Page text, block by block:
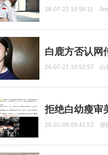
26-07-21 10:58:11
白鹿方否认网
26-07-21 10:52:57 白
拒绝白幼瘦审
26-01-08 09:41:53 谢